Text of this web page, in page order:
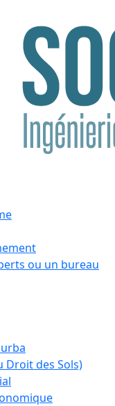
ou un bureau
Droit des Sols)